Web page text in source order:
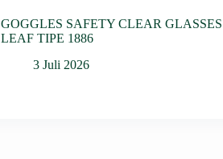
GOGGLES SAFETY CLEAR
LEAF TIPE 1886
3 Juli 2026